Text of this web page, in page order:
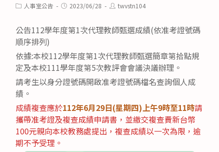
Post人事室公告
Post2023/06/28
Posttwvstn104
公告112學年度第1次代理教師甄選成績(依准考證號碼
順序排列)
依據:本校112學年度第1次代理教師甄選簡章第拾點規
定及本校111學年度第5次教評會會議決議辦理。
請考生以身分證號碼開啟准考證號碼檔名查詢個人成
績。
成績複查應於112年6月29日(星期四)上午9時至11時請
攜帶准考證及複查成績申請書，並繳交複查費新台幣
100元親向本校教務處提出，複查成績以一次為限，逾
期不予受理。